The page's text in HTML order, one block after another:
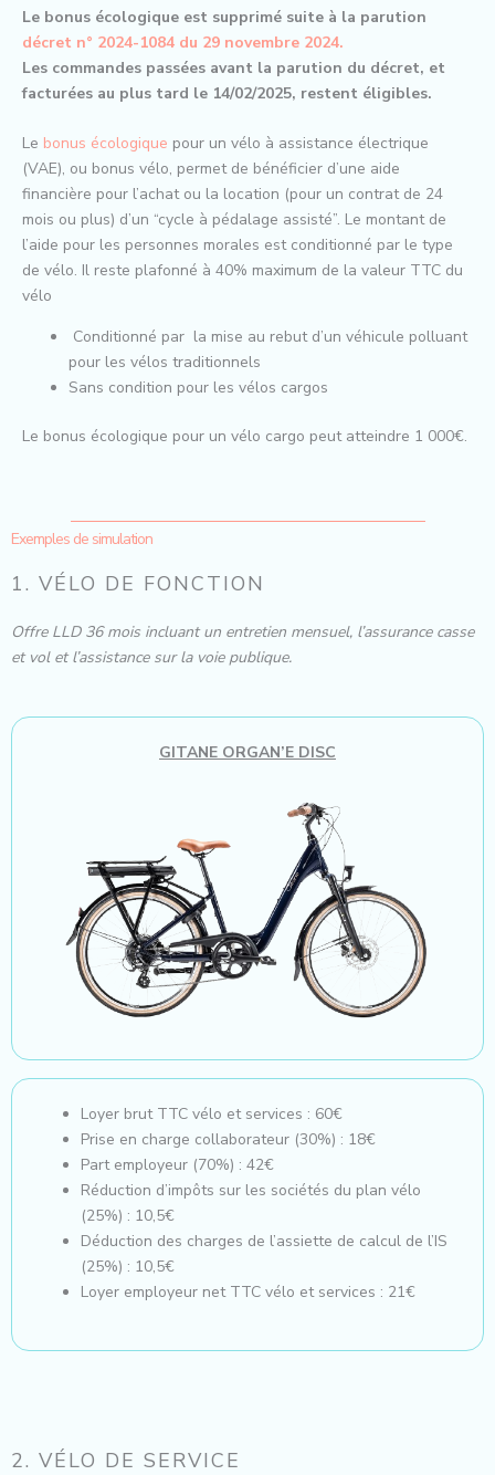
Le bonus écologique est supprimé suite à la parution
décret n° 2024-1084 du 29 novembre 2024.
Les commandes passées avant la parution du décret, et
facturées au plus tard le 14/02/2025, restent éligibles.
Le bonus écologique pour un vélo à assistance électrique
(VAE), ou bonus vélo, permet de bénéficier d’une aide
financière pour l’achat ou la location (pour un contrat de 24
mois ou plus) d’un “cycle à pédalage assisté”. Le montant de
l’aide pour les personnes morales est conditionné par le type
de vélo. Il reste plafonné à 40% maximum de la valeur TTC du
vélo
Conditionné par la mise au rebut d’un véhicule polluant
pour les vélos traditionnels
Sans condition pour les vélos cargos
Le bonus écologique pour un vélo cargo peut atteindre 1 000€.
Exemples de simulation
1. VÉLO DE FONCTION
Offre LLD 36 mois incluant un entretien mensuel, l’assurance casse
et vol et l’assistance sur la voie publique.
GITANE ORGAN’E DISC
Loyer brut TTC vélo et services : 60€
Prise en charge collaborateur (30%) : 18€
Part employeur (70%) : 42€
Réduction d’impôts sur les sociétés du plan vélo
(25%) : 10,5€
Déduction des charges de l’assiette de calcul de l’IS
(25%) : 10,5€
Loyer employeur net TTC vélo et services : 21€
2. VÉLO DE SERVICE